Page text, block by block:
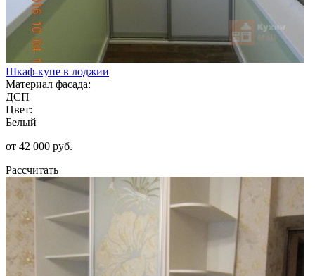
Шкаф-купе в лоджии
Материал фасада:
ДСП
Цвет:
Белый
от 42 000 руб.
Рассчитать